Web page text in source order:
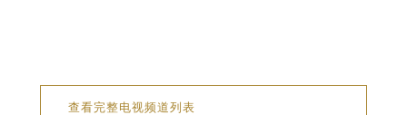
查看完整电视频道列表